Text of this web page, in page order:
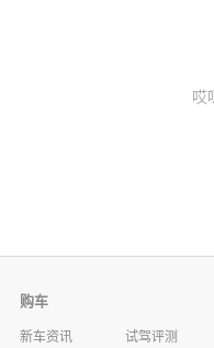
哎
购车
新车资讯
试驾评测